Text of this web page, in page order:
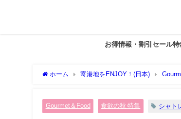
お得情報・割引セール特
ホーム 寄港地をENJOY！(日本)
Gourmet＆Food 食欲の秋 特集 シャト